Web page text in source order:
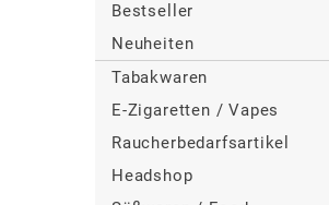
Bestseller
Neuheiten
Tabakwaren
>Alle
>Zigaretten
>Zigarren / Zigarillos
E-Zigaretten / Vapes
>Alle
>Tabakerhitzer
Raucherbedarfsartikel
>Alle
Headshop